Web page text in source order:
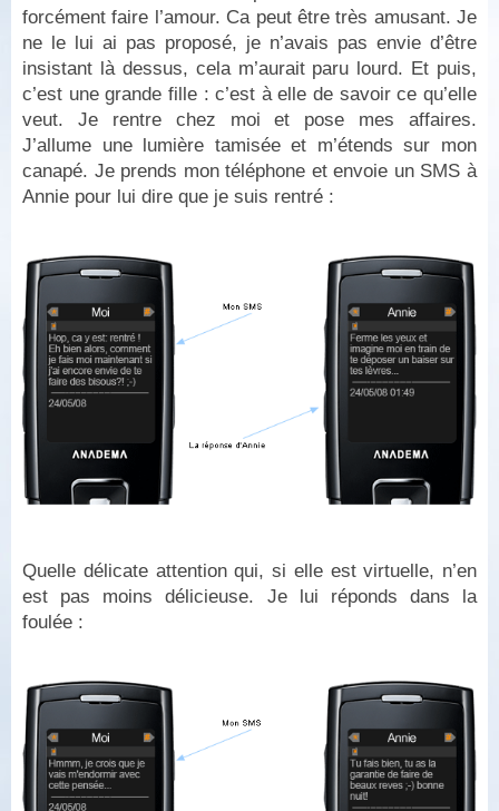
forcément faire l’amour. Ca peut être très amusant. Je
ne le lui ai pas proposé, je n’avais pas envie d’être
insistant là dessus, cela m’aurait paru lourd. Et puis,
c’est une grande fille : c’est à elle de savoir ce qu’elle
veut. Je rentre chez moi et pose mes affaires.
J’allume une lumière tamisée et m’étends sur mon
canapé. Je prends mon téléphone et envoie un SMS à
Annie pour lui dire que je suis rentré :
Quelle délicate attention qui, si elle est virtuelle, n’en
est pas moins délicieuse. Je lui réponds dans la
foulée :